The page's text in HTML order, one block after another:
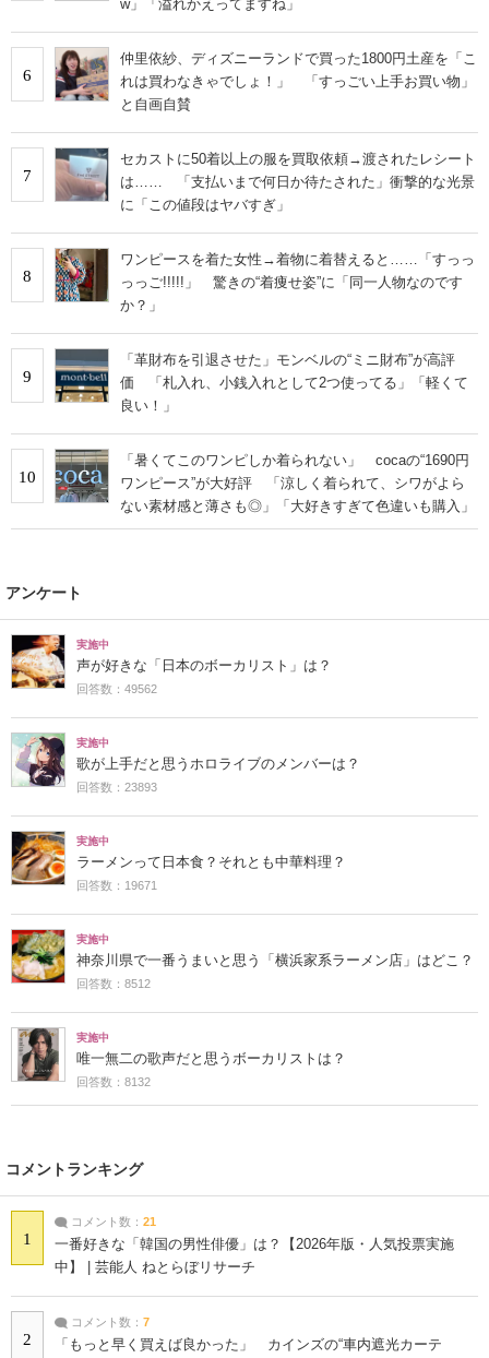
w」「溢れかえってますね」
6
仲里依紗、ディズニーランドで買った1800円土産を「こ
れは買わなきゃでしょ！」 「すっごい上手お買い物」
と自画自賛
7
セカストに50着以上の服を買取依頼→渡されたレシート
は…… 「支払いまで何日か待たされた」衝撃的な光景
に「この値段はヤバすぎ」
8
ワンピースを着た女性→着物に着替えると……「すっっ
っっご!!!!!」 驚きの“着痩せ姿”に「同一人物なのです
か？」
9
「革財布を引退させた」モンベルの“ミニ財布”が高評
価 「札入れ、小銭入れとして2つ使ってる」「軽くて
良い！」
10
「暑くてこのワンピしか着られない」 cocaの“1690円
ワンピース”が大好評 「涼しく着られて、シワがよら
ない素材感と薄さも◎」「大好きすぎて色違いも購入」
アンケート
実施中
声が好きな「日本のボーカリスト」は？
回答数：49562
実施中
歌が上手だと思うホロライブのメンバーは？
回答数：23893
実施中
ラーメンって日本食？それとも中華料理？
回答数：19671
実施中
神奈川県で一番うまいと思う「横浜家系ラーメン店」はどこ？
回答数：8512
実施中
唯一無二の歌声だと思うボーカリストは？
回答数：8132
コメントランキング
1
コメント数： 21
一番好きな「韓国の男性俳優」は？【2026年版・人気投票実施
中】 | 芸能人 ねとらぼリサーチ
2
コメント数： 7
「もっと早く買えば良かった」 カインズの“車内遮光カーテ